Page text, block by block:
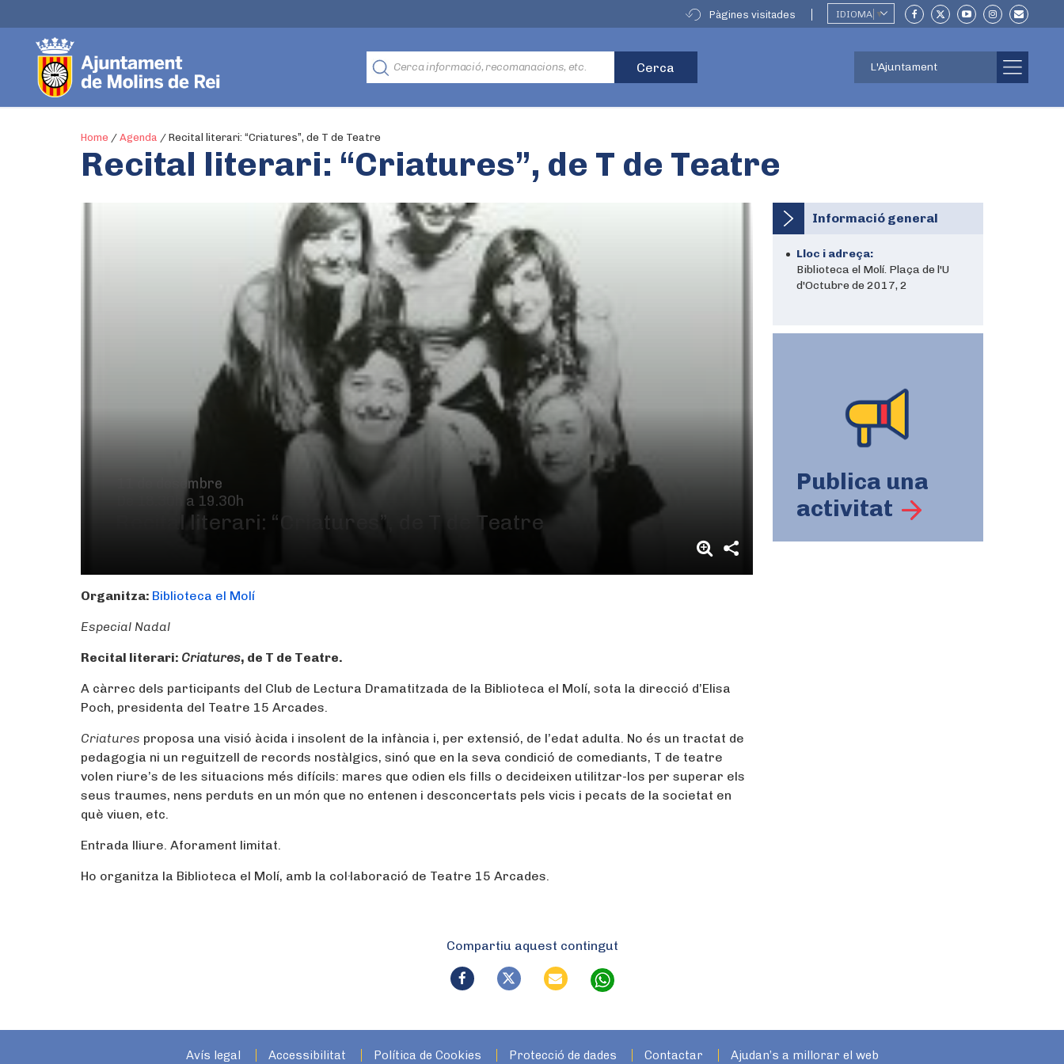
Pàgines visitades IDIOMA ▼
L'Ajuntament
Home / Agenda / Recital literari: “Criatures”, de T de Teatre
Recital literari: “Criatures”, de T de Teatre
11 de desembre
De 18.30h a 19.30h
Recital literari: “Criatures”, de T de Teatre
Organitza: Biblioteca el Molí
Especial Nadal
Recital literari: Criatures, de T de Teatre.
A càrrec dels participants del Club de Lectura Dramatitzada de la Biblioteca el Molí, sota la direcció d’Elisa
Poch, presidenta del Teatre 15 Arcades.
Criatures proposa una visió àcida i insolent de la infància i, per extensió, de l’edat adulta. No és un tractat de
pedagogia ni un reguitzell de records nostàlgics, sinó que en la seva condició de comediants, T de teatre
volen riure’s de les situacions més difícils: mares que odien els fills o decideixen utilitzar-los per superar els
seus traumes, nens perduts en un món que no entenen i desconcertats pels vicis i pecats de la societat en
què viuen, etc.
Entrada lliure. Aforament limitat.
Ho organitza la Biblioteca el Molí, amb la col·laboració de Teatre 15 Arcades.
Informació general
Lloc i adreça:
Biblioteca el Molí. Plaça de l'U
d'Octubre de 2017, 2
Publica una
activitat
Compartiu aquest contingut
Avís legal Accessibilitat Política de Cookies Protecció de dades Contactar Ajudan’s a millorar el web